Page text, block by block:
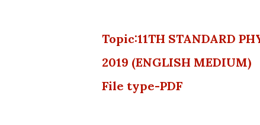
Topic:11TH STANDARD
2019 (ENGLISH MEDIUM)
File type-PDF